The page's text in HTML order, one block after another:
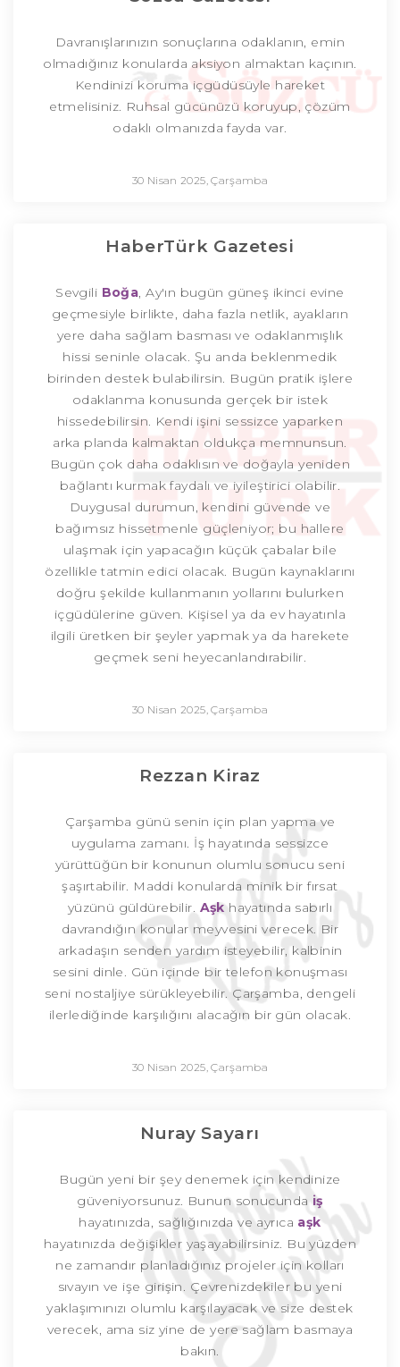
Davranışlarınızın sonuçlarına odaklanın, emin
olmadığınız konularda aksiyon almaktan kaçının.
Kendinizi koruma içgüdüsüyle hareket
etmelisiniz. Ruhsal gücünüzü koruyup, çözüm
odaklı olmanızda fayda var.
30 Nisan 2025, Çarşamba
HaberTürk Gazetesi
Sevgili Boğa, Ay'ın bugün güneş ikinci evine
geçmesiyle birlikte, daha fazla netlik, ayakların
yere daha sağlam basması ve odaklanmışlık
hissi seninle olacak. Şu anda beklenmedik
birinden destek bulabilirsin. Bugün pratik işlere
odaklanma konusunda gerçek bir istek
hissedebilirsin. Kendi işini sessizce yaparken
arka planda kalmaktan oldukça memnunsun.
Bugün çok daha odaklısın ve doğayla yeniden
bağlantı kurmak faydalı ve iyileştirici olabilir.
Duygusal durumun, kendini güvende ve
bağımsız hissetmenle güçleniyor; bu hallere
ulaşmak için yapacağın küçük çabalar bile
özellikle tatmin edici olacak. Bugün kaynaklarını
doğru şekilde kullanmanın yollarını bulurken
içgüdülerine güven. Kişisel ya da ev hayatınla
ilgili üretken bir şeyler yapmak ya da harekete
geçmek seni heyecanlandırabilir.
30 Nisan 2025, Çarşamba
Rezzan Kiraz
Çarşamba günü senin için plan yapma ve
uygulama zamanı. İş hayatında sessizce
yürüttüğün bir konunun olumlu sonucu seni
şaşırtabilir. Maddi konularda minik bir fırsat
yüzünü güldürebilir. Aşkhayatında sabırlı
davrandığın konular meyvesini verecek. Bir
arkadaşın senden yardım isteyebilir, kalbinin
sesini dinle. Gün içinde bir telefon konuşması
seni nostaljiye sürükleyebilir. Çarşamba, dengeli
ilerlediğinde karşılığını alacağın bir gün olacak.
30 Nisan 2025, Çarşamba
Nuray Sayarı
Bugün yeni bir şey denemek için kendinize
güveniyorsunuz. Bunun sonucunda iş
hayatınızda, sağlığınızda ve ayrıca aşk
hayatınızda değişikler yaşayabilirsiniz. Bu yüzden
ne zamandır planladığınız projeler için kolları
sıvayın ve işe girişin. Çevrenizdekiler bu yeni
yaklaşımınızı olumlu karşılayacak ve size destek
verecek, ama siz yine de yere sağlam basmaya
bakın.